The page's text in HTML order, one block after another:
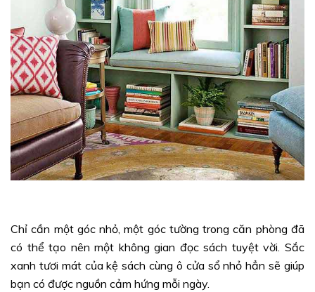
Chỉ cần một góc nhỏ, một góc tường trong căn phòng đã
có thể tạo nên một không gian đọc sách tuyệt vời. Sắc
xanh tươi mát của kệ sách cùng ô cửa sổ nhỏ hẳn sẽ giúp
bạn có được nguồn cảm hứng mỗi ngày.